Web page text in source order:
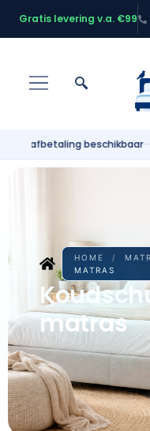
Gratis levering v.a. €99
Gratis levering v.a.
HOME /
MATRAS
matras